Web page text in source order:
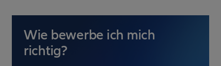
Wie bewerbe ich mich
richtig?